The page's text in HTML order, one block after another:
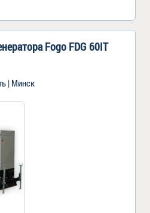
Fogo FDG 60IT
| Минск